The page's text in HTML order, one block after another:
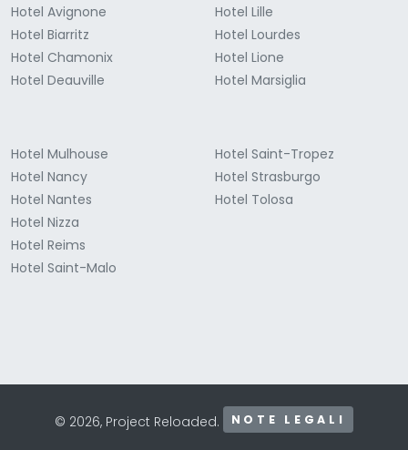
Hotel Avignone
Hotel Biarritz
Hotel Chamonix
Hotel Deauville
Hotel Lille
Hotel Lourdes
Hotel Lione
Hotel Marsiglia
Hotel Mulhouse
Hotel Nancy
Hotel Nantes
Hotel Nizza
Hotel Reims
Hotel Saint-Malo
Hotel Saint-Tropez
Hotel Strasburgo
Hotel Tolosa
© 2026, Project Reloaded. NOTE LEGALI